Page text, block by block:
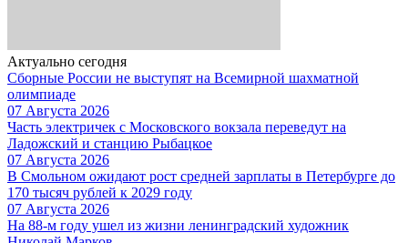
Актуально сегодня
Сборные России не выступят на Всемирной шахматной
олимпиаде
07 Августа 2026
Часть электричек с Московского вокзала переведут на
Ладожский и станцию Рыбацкое
07 Августа 2026
В Смольном ожидают рост средней зарплаты в Петербурге до
170 тысяч рублей к 2029 году
07 Августа 2026
На 88-м году ушел из жизни ленинградский художник